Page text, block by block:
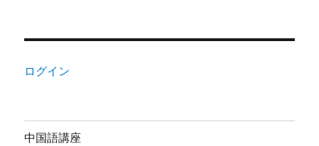
ログイン
中国語講座